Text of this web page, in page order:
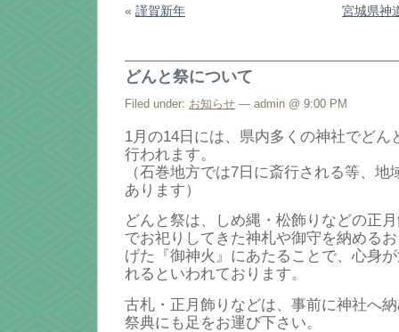
« 謹賀新年 宮城県神
どんと祭について
Filed under: お知らせ — admin @ 9:00 PM
1月の14日には、県内多くの神社でどん
行われます。
（石巻地方では7日に斎行される等、
あります）
どんと祭は、しめ縄・松飾りなどの正
でお祀りしてきた神札や御守を納める
げた『御神火』にあたることで、心身
れるといわれております。
古札・正月飾りなどは、事前に神社へ
祭典にも足をお運び下さい。